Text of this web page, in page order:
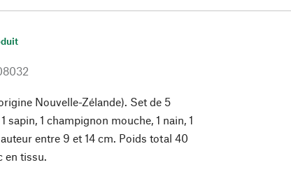
Nouvelle-Zélande). Set de 5
sapin, 1 champignon mouche, 1 nain, 1
entre 9 et 14 cm. Poids total 40
en tissu.